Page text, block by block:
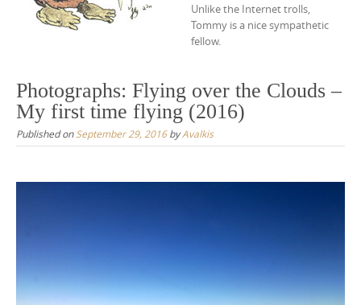
Unlike the Internet trolls,
Tommy is a nice sympathetic
fellow.
Photographs: Flying over the Clouds –
My first time flying (2016)
Published onSeptember 29, 2016byAvalkis